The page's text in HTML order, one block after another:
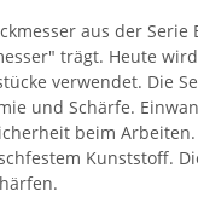
aus der
trägt. Heute
verwendet. Die
und Schärfe.
beim
Kunststoff.